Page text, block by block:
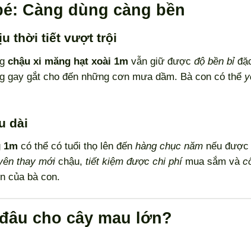
Càng dùng càng bền
thời tiết vượt trội
chậu xi măng hạt xoài 1m vẫn giữ được độ bền bỉ
gay gắt cho đến những cơn mưa dầm. Bà con có thể
dài
1m có thể có tuổi thọ lên đến hàng chục năm nếu được
thay mới chậu, tiết kiệm được chi phímua sắm và
của bà con.
cho cây mau lớn?